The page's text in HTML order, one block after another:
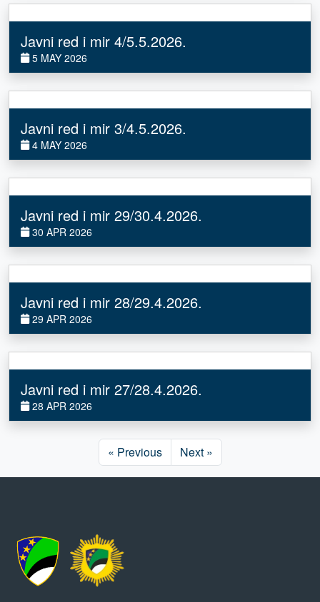
Javni red i mir 4/5.5.2026.
5 MAY 2026
Javni red i mir 3/4.5.2026.
4 MAY 2026
Javni red i mir 29/30.4.2026.
30 APR 2026
Javni red i mir 28/29.4.2026.
29 APR 2026
Javni red i mir 27/28.4.2026.
28 APR 2026
« Previous Next »